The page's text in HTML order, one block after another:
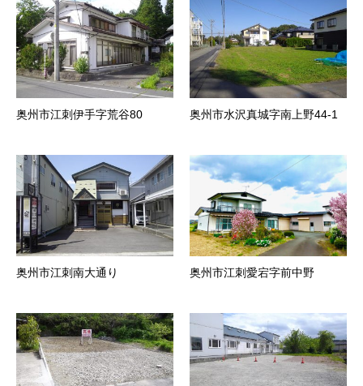
奥州市江刺伊手字荒谷80 奥州市水沢真城字南上野44-1
奥州市江刺南大通り 奥州市江刺愛宕字前中野